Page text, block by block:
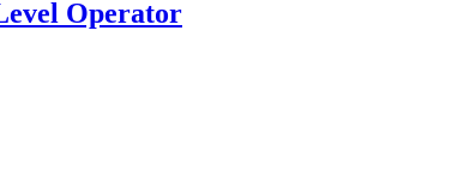
Operator